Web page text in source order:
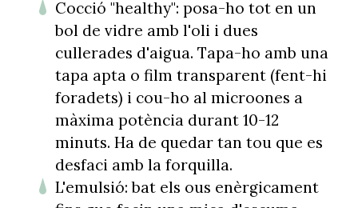
Cocció "healthy": posa-ho tot en un
bol de vidre amb l'oli i dues
cullerades d'aigua. Tapa-ho amb una
tapa apta o film transparent (fent-hi
foradets) i cou-ho al microones a
màxima potència durant 10-12
minuts. Ha de quedar tan tou que es
desfaci amb la forquilla.
L'emulsió: bat els ous enèrgicament